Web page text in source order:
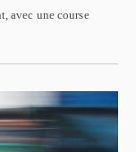
avec une course